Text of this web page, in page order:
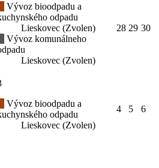
Vývoz bioodpadu a
odpadu
Lieskovec (Zvolen)
Vývoz komunálneho
Lieskovec (Zvolen)
28 29 30
Vývoz bioodpadu a
odpadu
Lieskovec (Zvolen)
4 5 6